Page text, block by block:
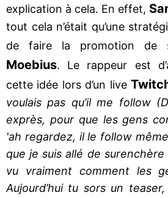
explication à cela. En effet,
tout cela n’était qu’une
de faire la promotion de
Moebius. Le rappeur est
cette idée lors d’un live
voulais pas qu’il me follow
exprès, pour que les gens
'ah regardez, il le follow
que je suis allé de surenchère
vu vraiment comment les
Aujourd’hui tu sors un